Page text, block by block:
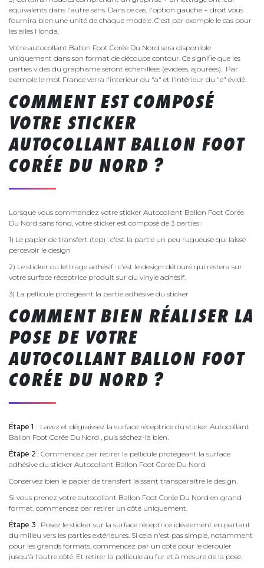
équivalents dans l'autre sens. Dans ce cas, l'option gauche + droit vous
fournira bien une unité de chaque modèle. C'est par exemple le cas pour
les ailes Honda.
Votre autocollant Ballon Foot Corée Du Nord sera disponible
uniquement dans son format de découpe contour. Ce signifie que les
parties vides du graphisme seront échenillées (évidées, ajourées). Par
exemple le mot France verra l'interieur du "a" et l'intérieur du "e" évidé.
COMMENT EST COMPOSÉ
VOTRE STICKER
AUTOCOLLANT BALLON FOOT
CORÉE DU NORD ?
Lorsque vous commandez votre sticker Autocollant Ballon Foot Corée
Du Nord sans fond, votre sticker est composé de 3 parties :
1) Le papier de transfert (tep) : c'est la partie un peu rugueuse qui laisse
percevoir le design
2) Le sticker ou lettrage adhésif : c'est le design détouré qui restera sur
votre surface réceptrice produit sur du vinyle adhésif.
3) La pellicule protégeant la partie adhésive du sticker
COMMENT BIEN RÉALISER LA
POSE DE VOTRE
AUTOCOLLANT BALLON FOOT
CORÉE DU NORD ?
Étape 1 : Lavez et dégraissez la surface réceptrice du sticker Autocollant
Ballon Foot Corée Du Nord , puis séchez-la bien.
Étape 2 : Commencez par retirer la pellicule protégeant la surface
adhésive du sticker Autocollant Ballon Foot Corée Du Nord
Conservez bien le papier de transfert laissant transparaître le design.
Si vous prenez votre autocollant Ballon Foot Corée Du Nord en grand
format, commencez par retirer un côté uniquement.
Étape 3 : Posez le sticker sur la surface réceptrice idéalement en partant
du milieu vers les parties extérieures. Si cela n'est pas simple, notamment
pour les grands formats, commencez par un côté pour le dérouler
jusqu'à l'autre côté. Et retirer la pellicule au fur et à mesure de la pose.